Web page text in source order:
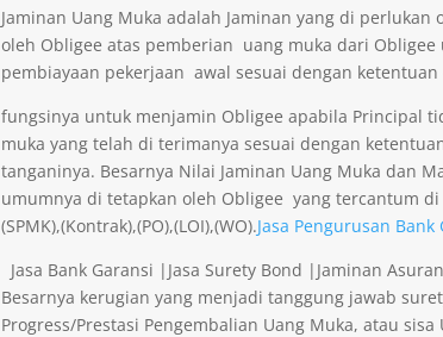
Jaminan Uang Muka adalah Jaminan yang di
oleh Obligee atas pemberian uang muka dari
pembiayaan pekerjaan awal sesuai dengan
fungsinya untuk menjamin Obligee apabila Principal
muka yang telah di terimanya sesuai dengan
tanganinya. Besarnya Nilai Jaminan Uang Muka dan
umumnya di tetapkan oleh Obligee yang tercantum di
(SPMK),(Kontrak),(PO),(LOI),(WO).Jasa Pengurusan
Jasa Bank Garansi |Jasa Surety Bond |Jaminan
Besarnya kerugian yang menjadi tanggung jawab
Progress/Prestasi Pengembalian Uang Muka, atau